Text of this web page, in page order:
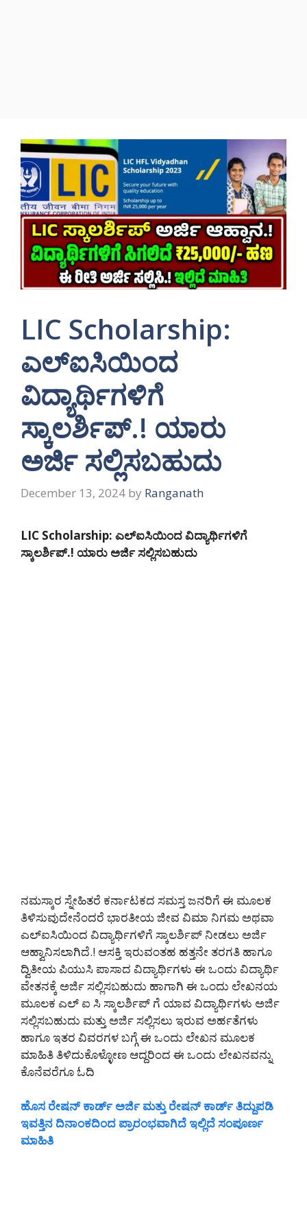
LIC Scholarship:
ಎಲ್ಐಸಿಯಿಂದ
ವಿದ್ಯಾರ್ಥಿಗಳಿಗೆ
ಸ್ಕಾಲರ್ಶಿಪ್.! ಯಾರು
ಅರ್ಜಿ ಸಲ್ಲಿಸಬಹುದು
December 13, 2024 by Ranganath
LIC Scholarship: ಎಲ್ಐಸಿಯಿಂದ ವಿದ್ಯಾರ್ಥಿಗಳಿಗೆ
ಸ್ಕಾಲರ್ಶಿಪ್.! ಯಾರು ಅರ್ಜಿ ಸಲ್ಲಿಸಬಹುದು
ನಮಸ್ಕಾರ ಸ್ನೇಹಿತರೆ ಕರ್ನಾಟಕದ ಸಮಸ್ತ ಜನರಿಗೆ ಈ ಮೂಲಕ
ತಿಳಿಸುವುದೇನೆಂದರೆ ಭಾರತೀಯ ಜೀವ ವಿಮಾ ನಿಗಮ ಅಥವಾ
ಎಲ್ಐಸಿಯಿಂದ ವಿದ್ಯಾರ್ಥಿಗಳಿಗೆ ಸ್ಕಾಲರ್ಶಿಪ್ ನೀಡಲು ಅರ್ಜಿ
ಆಹ್ವಾನಿಸಲಾಗಿದೆ.! ಆಸಕ್ತಿ ಇರುವಂತಹ ಹತ್ತನೇ ತರಗತಿ ಹಾಗೂ
ದ್ವಿತೀಯ ಪಿಯುಸಿ ಪಾಸಾದ ವಿದ್ಯಾರ್ಥಿಗಳು ಈ ಒಂದು ವಿದ್ಯಾರ್ಥಿ
ವೇತನಕ್ಕೆ ಅರ್ಜಿ ಸಲ್ಲಿಸಬಹುದು ಹಾಗಾಗಿ ಈ ಒಂದು ಲೇಖನಯ
ಮೂಲಕ ಎಲ್ ಐ ಸಿ ಸ್ಕಾಲರ್ಶಿಪ್ ಗೆ ಯಾವ ವಿದ್ಯಾರ್ಥಿಗಳು ಅರ್ಜಿ
ಸಲ್ಲಿಸಬಹುದು ಮತ್ತು ಅರ್ಜಿ ಸಲ್ಲಿಸಲು ಇರುವ ಅರ್ಹತೆಗಳು
ಹಾಗೂ ಇತರ ವಿವರಗಳ ಬಗ್ಗೆ ಈ ಒಂದು ಲೇಖನ ಮೂಲಕ
ಮಾಹಿತಿ ತಿಳಿದುಕೊಳ್ಳೋಣ ಆದ್ದರಿಂದ ಈ ಒಂದು ಲೇಖನವನ್ನು
ಕೊನೆವರೆಗೂ ಓದಿ
ಹೊಸ ರೇಷನ್ ಕಾರ್ಡ್ ಅರ್ಜಿ ಮತ್ತು ರೇಷನ್ ಕಾರ್ಡ್ ತಿದ್ದುಪಡಿ
ಇವತ್ತಿನ ದಿನಾಂಕದಿಂದ ಪ್ರಾರಂಭವಾಗಿದೆ ಇಲ್ಲಿದೆ ಸಂಪೂರ್ಣ
ಮಾಹಿತಿ